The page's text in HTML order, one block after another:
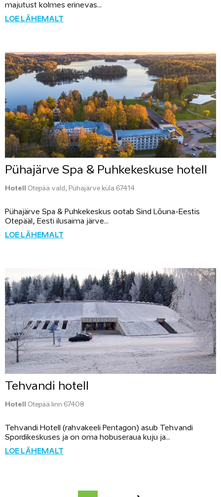
majutust kolmes erinevas...
LOE LÄHEMALT
Pühajärve Spa & Puhkekeskuse hotell
Hotell Otepää vald, Pühajärve küla 67414
Pühajärve Spa & Puhkekeskus ootab Sind Lõuna-Eestis
Otepääl, Eesti ilusaima järve...
LOE LÄHEMALT
Tehvandi hotell
Hotell Otepää linn 67408
Tehvandi Hotell (rahvakeeli Pentagon) asub Tehvandi
Spordikeskuses ja on oma hobuseraua kuju ja...
LOE LÄHEMALT